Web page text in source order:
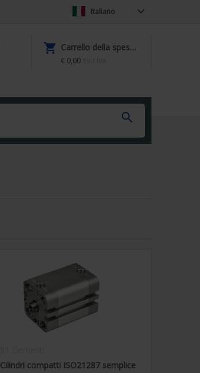
Italiano 
 Carrello della spesa (0)
€ 0,00

Cilindri compatti ISO21287 semplice